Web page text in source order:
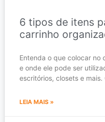
6 tipos de itens
carrinho
Entenda o que colocar no
e onde ele pode ser
escritórios, closets e mais.
LEIA MAIS »